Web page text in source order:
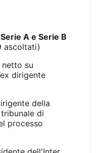
A e Serie B
ascoltati)